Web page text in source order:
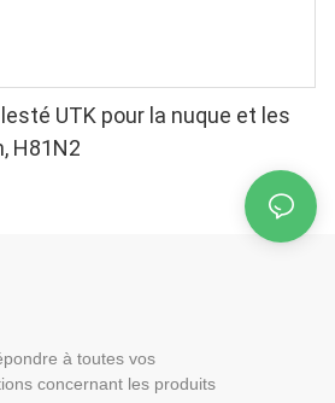
UTK pour la nuque et les
H81N2
à toutes vos
concernant les produits